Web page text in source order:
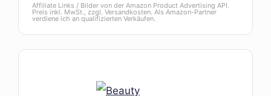
Affiliate Links / Bilder von der Amazon Product Advertising API.
Preis inkl. MwSt., zzgl. Versandkosten. Als Amazon-Partner
verdiene ich an qualifizierten Verkäufen.